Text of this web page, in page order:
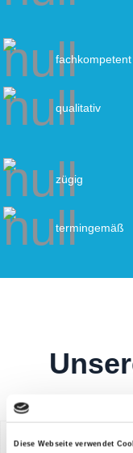
Diese Webseite verwendet
fachkompetent
qualitativ
zügig
termingemäß
Abdichtungen aller